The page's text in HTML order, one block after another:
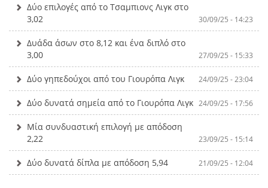
Δύο επιλογές από το Τσαμπιονς Λιγκ στο
3,02
30/09/25 - 14:23
Δυάδα άσων στο 8,12 και ένα διπλό στο
3,00
27/09/25 - 15:33
Δύο γηπεδούχοι από του Γιουρόπα Λιγκ 24/09/25 - 23:04
Δύο δυνατά σημεία από το Γιουρόπα Λιγκ 24/09/25 - 17:56
Μία συνδυαστική επιλογή με απόδοση
2,22
23/09/25 - 15:14
Δύο δυνατά δίπλα με απόδοση 5,94 21/09/25 - 12:04